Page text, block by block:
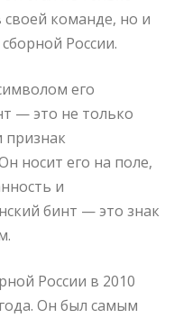
команде, но и
России.
его
— это не только
признак
носит его на поле,
и
бинт — это знак
России в 2010
Он был самым